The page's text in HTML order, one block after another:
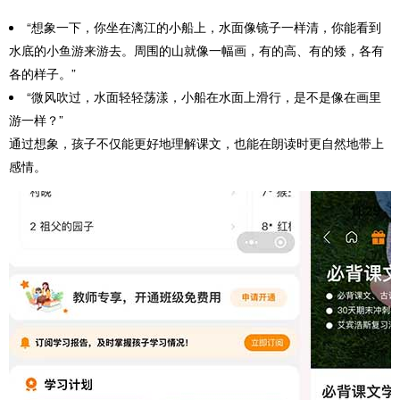
“想象一下，你坐在漓江的小船上，水面像镜子一样清，你能看到
水底的小鱼游来游去。周围的山就像一幅画，有的高、有的矮，各有
各的样子。”
“微风吹过，水面轻轻荡漾，小船在水面上滑行，是不是像在画里
游一样？”
通过想象，孩子不仅能更好地理解课文，也能在朗读时更自然地带上
感情。